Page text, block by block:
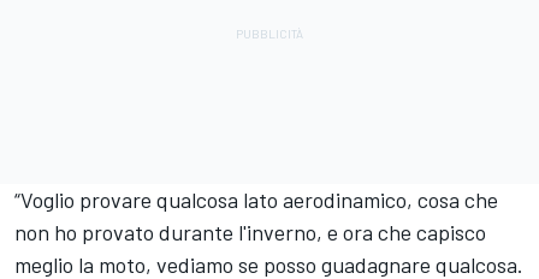
“Voglio provare qualcosa lato aerodinamico, cosa che
non ho provato durante l'inverno, e ora che capisco
meglio la moto, vediamo se posso guadagnare qualcosa.